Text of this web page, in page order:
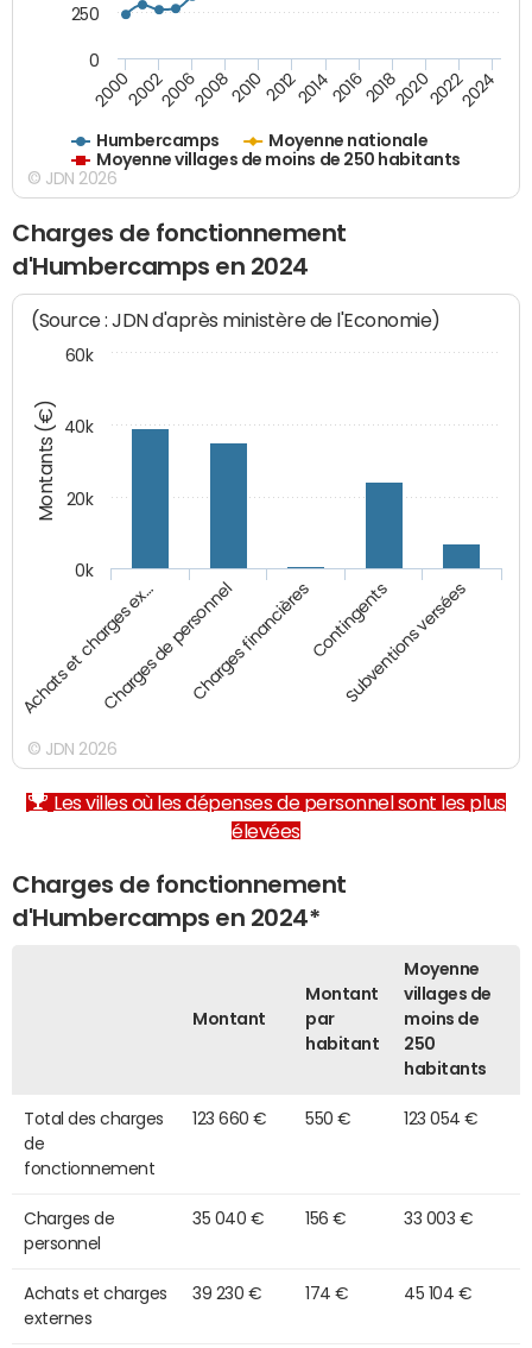
Humbercamps
Moyenne nationale
Moyenne villages de moins de 250 habitants
200020022006200820102012201420162018202020222024
0
250
© JDN 2026
Charges de fonctionnement
d'Humbercamps en 2024
Montants (€)
(Source : JDN d'après ministère de l'Economie)
Achats et charges ex…Charges de personnelCharges financièresContingents
Subventions versées
0k
20k
40k
60k
© JDN 2026
Les villes où les dépenses de personnel sont les plus
élevées
Charges de fonctionnement
d'Humbercamps en 2024*
Montant
Montant
par
habitant
Moyenne
villages de
moins de
250
habitants
Total des charges
de
fonctionnement
123 660 € 550 € 123 054 €
Charges de
personnel
35 040 € 156 € 33 003 €
Achats et charges
externes
39 230 € 174 € 45 104 €